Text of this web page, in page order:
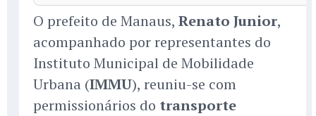
O prefeito de Manaus, Renato Junior,
acompanhado por representantes do
Instituto Municipal de Mobilidade
Urbana (IMMU), reuniu-se com
permissionários do transporte